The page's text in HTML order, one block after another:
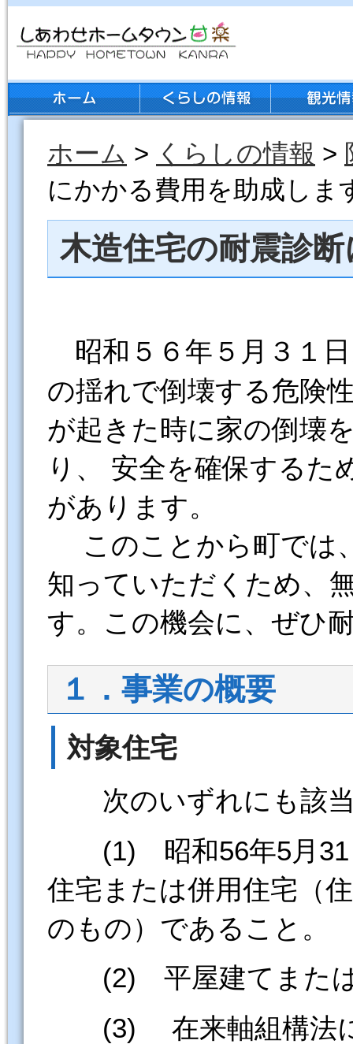
ホーム > くらしの情報 >
にかかる費用を助成しま
木造住宅の耐震診
昭和５６年５月３１
の揺れで倒壊する危険
が起きた時に家の倒壊
り、 安全を確保するた
があります。
このことから町では
知っていただくため、
す。この機会に、ぜひ
１．事業の概要
対象住宅
次のいずれにも該当
(1) 昭和56年5月31
住宅または併用住宅（
のもの）であること。
(2) 平屋建てまたは
(3) 在来軸組構法に